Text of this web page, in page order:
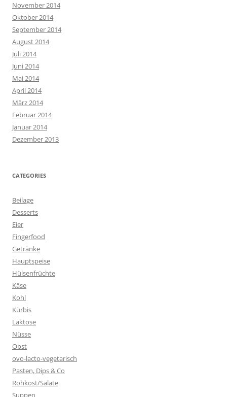
November 2014
Oktober 2014
September 2014
August 2014
Juli 2014
Juni 2014
Mai 2014
April 2014
März 2014
Februar 2014
Januar 2014
Dezember 2013
CATEGORIES
Beilage
Desserts
Eier
Fingerfood
Getränke
Hauptspeise
Hülsenfrüchte
Käse
Kohl
Kürbis
Laktose
Nüsse
Obst
ovo-lacto-vegetarisch
Pasten, Dips & Co
Rohkost/Salate
Suppen